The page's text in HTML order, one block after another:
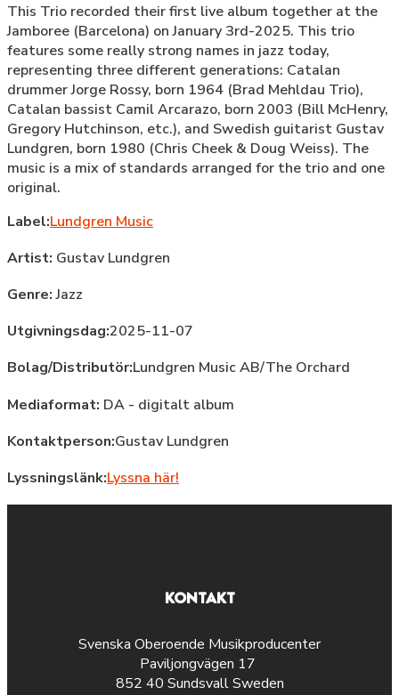
This Trio recorded their first live album together at the
Jamboree (Barcelona) on January 3rd-2025. This trio
features some really strong names in jazz today,
representing three different generations: Catalan
drummer Jorge Rossy, born 1964 (Brad Mehldau Trio),
Catalan bassist Camil Arcarazo, born 2003 (Bill McHenry,
Gregory Hutchinson, etc.), and Swedish guitarist Gustav
Lundgren, born 1980 (Chris Cheek & Doug Weiss). The
music is a mix of standards arranged for the trio and one
original.
Label:Lundgren Music
Artist: Gustav Lundgren
Genre:Jazz
Utgivningsdag:2025-11-07
Bolag/Distributör:Lundgren Music AB/The Orchard
Mediaformat: DA - digitalt album
Kontaktperson:Gustav Lundgren
Lyssningslänk:Lyssna här!
KONTAKT
Svenska Oberoende Musikproducenter
Paviljongvägen 17
852 40 Sundsvall Sweden